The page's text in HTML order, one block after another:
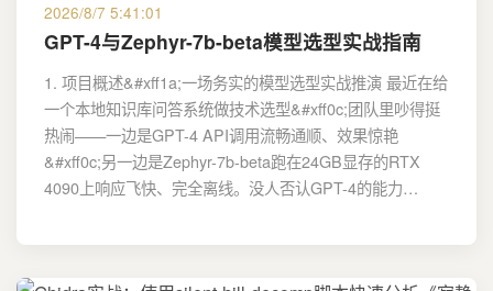
2026/8/7 5:41:01
GPT-4与Zephyr-7b-beta模型选型实战指南
1. 项目概述&#xff1a;一场务实的模型选型实战推演 最近在给
一个本地知识库问答系统做技术选型&#xff0c;团队里吵得挺
热闹——一边是GPT-4 API调用流畅通顺、效果惊艳
&#xff0c;另一边是Zephyr-7b-beta跑在24GB显存的RTX
4090上响应飞快、完全离线。没人否认GPT-4的能力…